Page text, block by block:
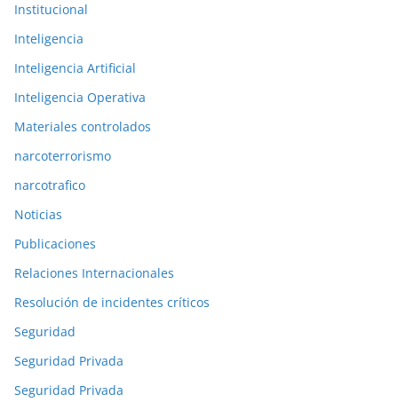
Institucional
Inteligencia
Inteligencia Artificial
Inteligencia Operativa
Materiales controlados
narcoterrorismo
narcotrafico
Noticias
Publicaciones
Relaciones Internacionales
Resolución de incidentes críticos
Seguridad
Seguridad Privada
Seguridad Privada